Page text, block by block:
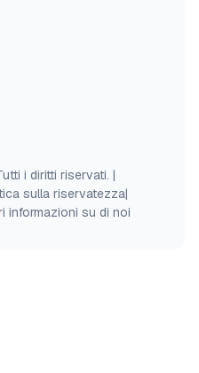
i diritti riservati. |
sulla riservatezza|
informazioni su di noi